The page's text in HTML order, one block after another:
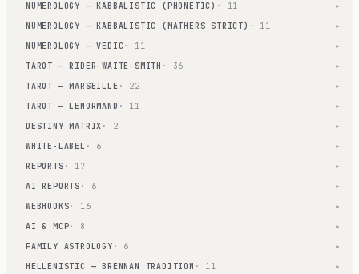
NUMEROLOGY — KABBALISTIC (PHONETIC) · 11 ▾
NUMEROLOGY — KABBALISTIC (MATHERS STRICT) · 11 ▾
NUMEROLOGY — VEDIC· 11 ▾
TAROT — RIDER-WAITE-SMITH · 36 ▾
TAROT — MARSEILLE · 22 ▾
TAROT — LENORMAND · 11 ▾
DESTINY MATRIX · 2 ▾
WHITE-LABEL · 6 ▾
REPORTS · 17 ▾
AI REPORTS · 6 ▾
WEBHOOKS· 16 ▾
AI & MCP· 8 ▾
FAMILY ASTROLOGY · 6 ▾
HELLENISTIC — BRENNAN TRADITION · 11 ▾